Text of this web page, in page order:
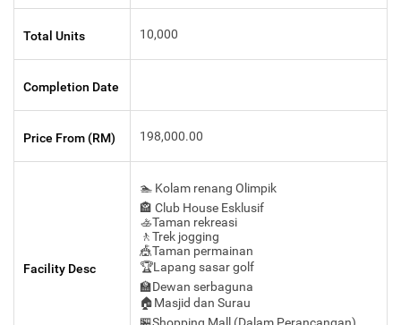
Total Units 10,000
Completion Date
Price From (RM) 198,000.00
Facility Desc
🏊 Kolam renang Olimpik
🏤 Club House Esklusif
🚣Taman rekreasi
🚶Trek jogging
🎪Taman permainan
🏆Lapang sasar golf
🏫Dewan serbaguna
🏠Masjid dan Surau